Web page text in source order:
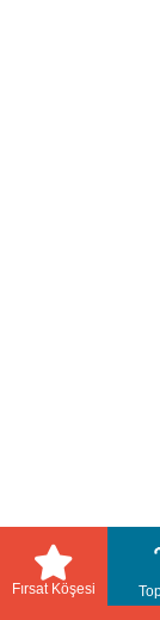
Fırsat Köşesi